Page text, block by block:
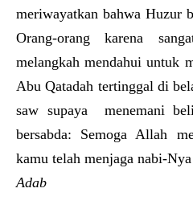
meriwayatkan bahwa Huzur
Orang-orang karena
melangkah mendahui untuk
Abu Qatadah tertinggal di
saw supaya menemani
bersabda: Semoga Allah
kamu telah menjaga nabi-Nya
Adab